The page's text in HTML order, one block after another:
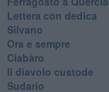
Lettera con dedica
Silvano
Ora e sempre
Ciabàro
Il diavolo custode
Sudario